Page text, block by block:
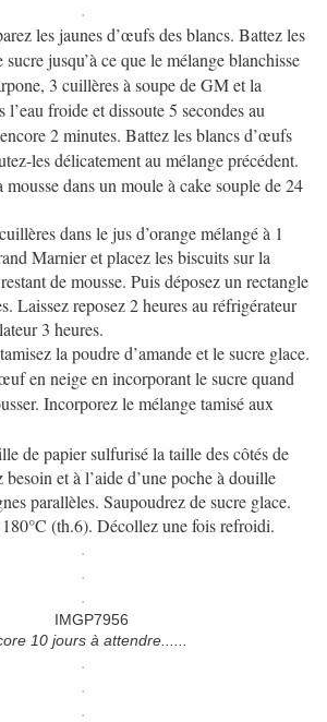
.
les jaunes d’œufs des blancs. Battez les
jusqu’à ce que le mélange blanchisse
3 cuillères à soupe de GMet la
froide et dissoute 5 secondes au
2 minutes. Battez les blancs d’œufs
les délicatement au mélange précédent.
dans un moule à cake souple de 24
dans le jus d’orange mélangé à 1
Marnier et placez les biscuits sur la
de mousse. Puis déposez un rectangle
Laissez reposez 2 heures au réfrigérateur
3 heures.
la poudre d’amande et le sucre glace.
en neige en incorporant le sucre quand
Incorporez le mélange tamisé aux
de papier sulfurisé la taille des côtés de
et à l’aide d’une poche à douille
parallèles. Saupoudrez de sucre glace.
(th.6). Décollez une fois refroidi.
.
.
.
10 jours à attendre......
.
.
.